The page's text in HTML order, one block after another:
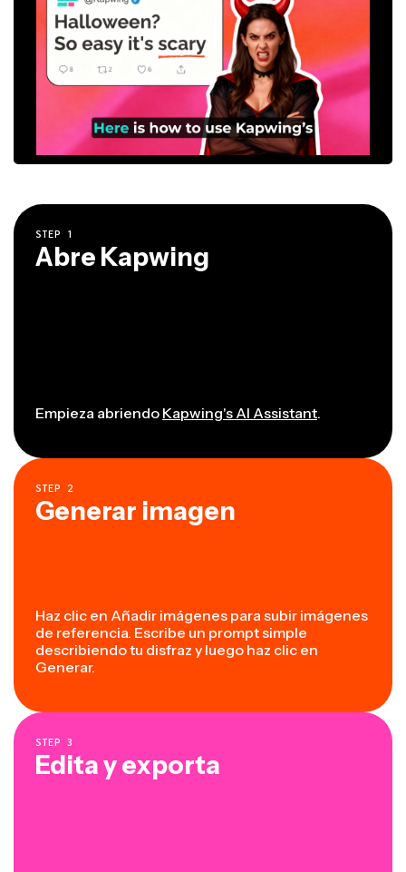
STEP 1
Abre Kapwing
Empieza abriendo Kapwing's AI Assistant.
STEP 2
Generar imagen
Haz clic en Añadir imágenes para subir imágenes
de referencia. Escribe un prompt simple
describiendo tu disfraz y luego haz clic en
Generar.
STEP 3
Edita y exporta